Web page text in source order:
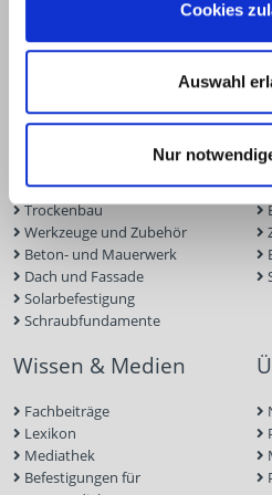
Cookies
Auswahl
Nur
Terrassen- und Gartenbau
Holzverbinder
Trockenbau
Werkzeuge und Zubehör
Beton- und Mauerwerk
Dach und Fassade
Solarbefestigung
Schraubfundamente
Wissen & Medien
Fachbeiträge
Lexikon
Mediathek
Befestigungen für